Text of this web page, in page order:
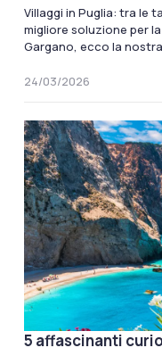
Villaggi in Puglia: tra le
migliore soluzione per
Gargano, ecco la
24/03/2026
5 affascinanti